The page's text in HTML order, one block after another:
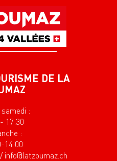
DE LA
:
17:30
:
14:00
info@latzoumaz.ch